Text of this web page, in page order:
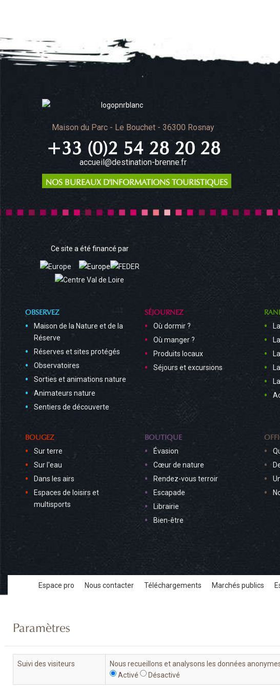
Maison du Parc - Le Bouchet - 36300 Rosnay
+33 (0)2 54 28 20 28
accueil@destination-brenne.fr
NOS BUREAUX D'INFORMATIONS TOURISTIQUES
Ce site a été financé par
OBSERVEZ
Maison de la Nature et de la
Réserve
Réserves et sites protégés
Observatoires
Sorties et animations nature
Animateurs nature
Sentiers de découverte
SÉJOURNEZ
Où dormir ?
Où manger ?
Produits locaux
Séjours et excursions
BOUGEZ
Sur terre
Sur l'eau
Dans les airs
Espaces de loisirs et
multisports
BOUTIQUE
Évasion
Cœur de nature
Rendez-vous terroir
Escapade
Librairie
Bien-être
Espace pro Nous contacter Téléchargements Marchés publics
Paramètres
Suivi des visiteurs
Nous recueillons et analysons les données
Activé
Désactivé